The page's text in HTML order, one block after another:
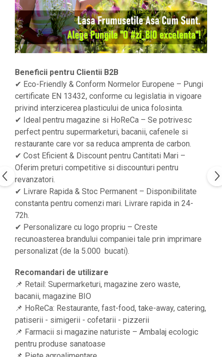
Beneficii pentru Clientii B2B
✔ Eco-Friendly & Conform Normelor Europene – Pungi
certificate EN 13432, conforme cu legislatia in vigoare
privind interzicerea plasticului de unica folosinta.
✔ Ideal pentru magazine si HoReCa – Se potrivesc
perfect pentru supermarketuri, bacanii, cafenele si
restaurante care vor sa reduca amprenta de carbon.
✔ Cost Eficient & Discount pentru Cantitati Mari –
Oferim preturi competitive si discounturi pentru
revanzatori.
✔ Livrare Rapida & Stoc Permanent – Disponibilitate
constanta pentru comenzi mari. Livrare rapida in 24-
72h.
✔ Personalizare cu logo propriu – Creste
recunoasterea brandului companiei tale prin imprimare
personalizat (de la 5.000 bucati).
Recomandari de utilizare
📌 Retail: Supermarketuri, magazine zero waste,
bacanii, magazine BIO
📌 HoReCa: Restaurante, fast-food, take-away, catering,
patiserii - simigerii - cofetarii - pizzerii
📌 Farmacii si magazine naturiste – Ambalaj ecologic
pentru produse sanatoase